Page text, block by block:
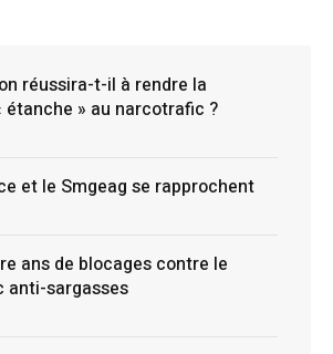
réussira-t-il à rendre la
étanche » au narcotrafic ?
et le Smgeag se rapprochent
ans de blocages contre le
anti-sargasses